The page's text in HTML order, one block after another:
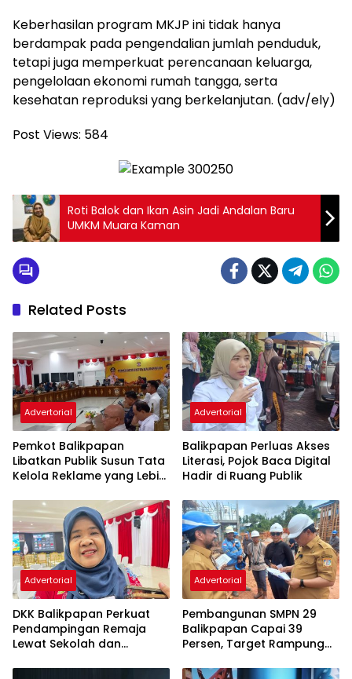
Keberhasilan program MKJP ini tidak hanya
berdampak pada pengendalian jumlah penduduk,
tetapi juga memperkuat perencanaan keluarga,
pengelolaan ekonomi rumah tangga, serta
kesehatan reproduksi yang berkelanjutan. (adv/ely)
Post Views: 584
Roti Balok dan Ikan Asin Jadi Andalan Baru
UMKM Muara Kaman
Related Posts
Advertorial
Pemkot Balikpapan
Libatkan Publik Susun Tata
Kelola Reklame yang Lebih
Advertorial
Balikpapan Perluas Akses
Literasi, Pojok Baca Digital
Hadir di Ruang Publik
Advertorial
DKK Balikpapan Perkuat
Pendampingan Remaja
Lewat Sekolah dan
Advertorial
Pembangunan SMPN 29
Balikpapan Capai 39
Persen, Target Rampung